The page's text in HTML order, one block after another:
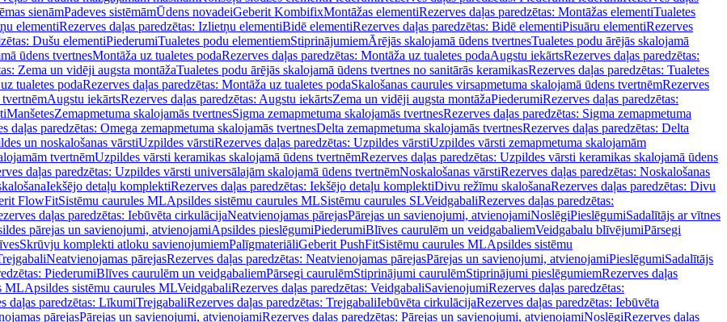
sienāmPadeves sistēmāmŪdens novadeiGeberit KombifixMontāžas elementiRezerves daļas paredzētas: Montāžas elementiTualetes
elementiRezerves daļas paredzētas: Izlietņu elementiBidē elementiRezerves daļas paredzētas: Bidē elementiPisuāru elementiRezerves
Dušu elementiPiederumiTualetes podu elementiemStiprinājumiemĀrējās skalojamā ūdens tvertnesTualetes podu ārējās skalojamā
ūdens tvertnesMontāža uz tualetes podaRezerves daļas paredzētas: Montāža uz tualetes podaAugstu iekārtsRezerves daļas paredzētas:
Zema un vidēji augsta montāžaTualetes podu ārējās skalojamā ūdens tvertnes no sanitārās keramikasRezerves daļas paredzētas: Tualetes
tualetes podaRezerves daļas paredzētas: Montāža uz tualetes podaSkalošanas caurules virsapmetuma skalojamā ūdens tvertnēmRezerves
tvertnēmAugstu iekārtsRezerves daļas paredzētas: Augstu iekārtsZema un vidēji augsta montāžaPiederumiRezerves daļas paredzētas:
ManšetesZemapmetuma skalojamās tvertnesSigma zemapmetuma skalojamās tvertnesRezerves daļas paredzētas: Sigma zemapmetuma
daļas paredzētas: Omega zemapmetuma skalojamās tvertnesDelta zemapmetuma skalojamās tvertnesRezerves daļas paredzētas: Delta
un noskalošanas vārstiUzpildes vārstiRezerves daļas paredzētas: Uzpildes vārstiUzpildes vārsti zemapmetuma skalojamām
tvertnēmUzpildes vārsti keramikas skalojamā ūdens tvertnēmRezerves daļas paredzētas: Uzpildes vārsti keramikas skalojamā ūdens
daļas paredzētas: Uzpildes vārsti universālajām skalojamā ūdens tvertnēmNoskalošanas vārstiRezerves daļas paredzētas: Noskalošanas
Iekšējo detaļu komplektiRezerves daļas paredzētas: Iekšējo detaļu komplektiDivu režīmu skalošanaRezerves daļas paredzētas: Divu
FlowFitSistēmu caurules MLApsildes sistēmu caurules MLSistēmu caurules SLVeidgabaliRezerves daļas paredzētas:
daļas paredzētas: Iebūvēta cirkulācijaNeatvienojamas pārejasPārejas un savienojumi, atvienojamiNoslēgiPieslēgumiSadalītājs ar vītnes
pārejas un savienojumi, atvienojamiApsildes pieslēgumiPiederumiBlīves caurulēm un veidgabaliemVeidgabalu blīvējumiPārsegi
Skrūvju komplekti atloku savienojumiemPalīgmateriāliGeberit PushFitSistēmu caurules MLApsildes sistēmu
Neatvienojamas pārejasRezerves daļas paredzētas: Neatvienojamas pārejasPārejas un savienojumi, atvienojamiPieslēgumiSadalītājs
PiederumiBlīves caurulēm un veidgabaliemPārsegi caurulēmStiprinājumi caurulēmStiprinājumi pieslēgumiemRezerves daļas
MLApsildes sistēmu caurules MLVeidgabaliRezerves daļas paredzētas: VeidgabaliSavienojumiRezerves daļas paredzētas:
daļas paredzētas: LīkumiTrejgabaliRezerves daļas paredzētas: TrejgabaliIebūvēta cirkulācijaRezerves daļas paredzētas: Iebūvēta
pārejasPārejas un savienojumi, atvienojamiRezerves daļas paredzētas: Pārejas un savienojumi, atvienojamiNoslēgiRezerves daļas